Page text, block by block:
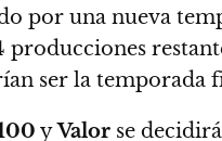
por una nueva
producciones
ser la temporada
yValor se